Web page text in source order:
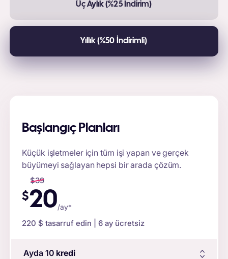
Üç Aylık (%25 İndirim)
Yıllık (%50 İndirimli)
Başlangıç Planları
Küçük işletmeler için tüm işi yapan ve gerçek
büyümeyi sağlayan hepsi bir arada çözüm.
$39
$20/ay*
220 $ tasarruf edin | 6 ay ücretsiz
Ayda 10 kredi